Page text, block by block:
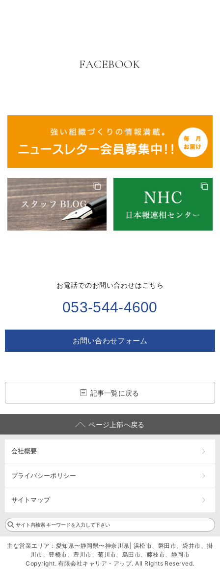
FACEBOOK
お電話でのお問い合わせはこちら
053-544-4600
お問い合わせフォーム
記事一覧に戻る
ページ上部へ戻る
会社概要
プライバシーポリシー
サイトマップ
主な営業エリア：愛知県〜静岡県〜神奈川県| 浜松市、磐田市、袋井市、掛
川市、豊橋市、豊川市、菊川市、島田市、藤枝市、静岡市
Copyright. 有限会社キャリア・アップ. All Rights Reserved.